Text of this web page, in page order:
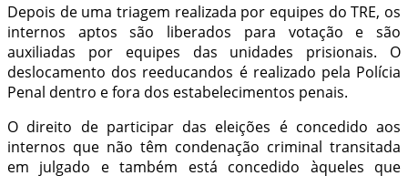
Depois de uma triagem realizada por equipes do TRE, os
internos aptos são liberados para votação e são
auxiliadas por equipes das unidades prisionais. O
deslocamento dos reeducandos é realizado pela Polícia
Penal dentro e fora dos estabelecimentos penais.
O direito de participar das eleições é concedido aos
internos que não têm condenação criminal transitada
em julgado e também está concedido àqueles que